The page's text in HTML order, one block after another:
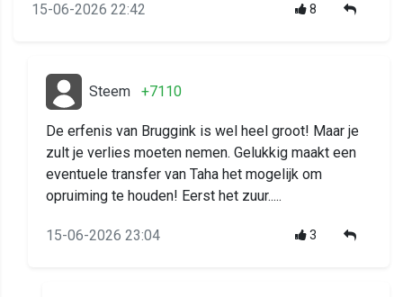
15-06-2026 22:42 8
Steem +7110
De erfenis van Bruggink is wel heel groot! Maar je
zult je verlies moeten nemen. Gelukkig maakt een
eventuele transfer van Taha het mogelijk om
opruiming te houden! Eerst het zuur.....
15-06-2026 23:04 3